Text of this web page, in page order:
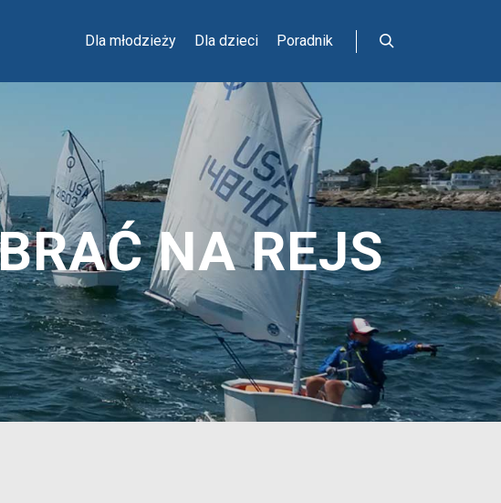
Dla młodzieży Dla dzieci Poradnik
NA REJS